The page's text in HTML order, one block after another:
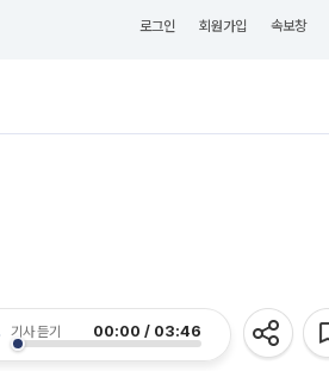
로그인 회원가입 속보창
기사 듣기 00:00 / 03:46